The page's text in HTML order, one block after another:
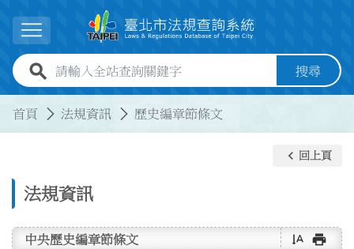
展開選單
全站查詢關鍵字欄位 搜尋
首頁 法規資訊 歷史編章節條文
法規資訊
keyboard_arrow_left 回上頁
中央歷史編章節條文 text_rotate_vertical print